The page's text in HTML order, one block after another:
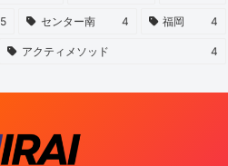
5 センター南 4 福岡 4
アクティメソッド 4